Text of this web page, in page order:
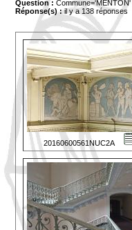
Question : Commune='MENTON'
Réponse(s) :il y a 138 réponses
20160600561NUC2A